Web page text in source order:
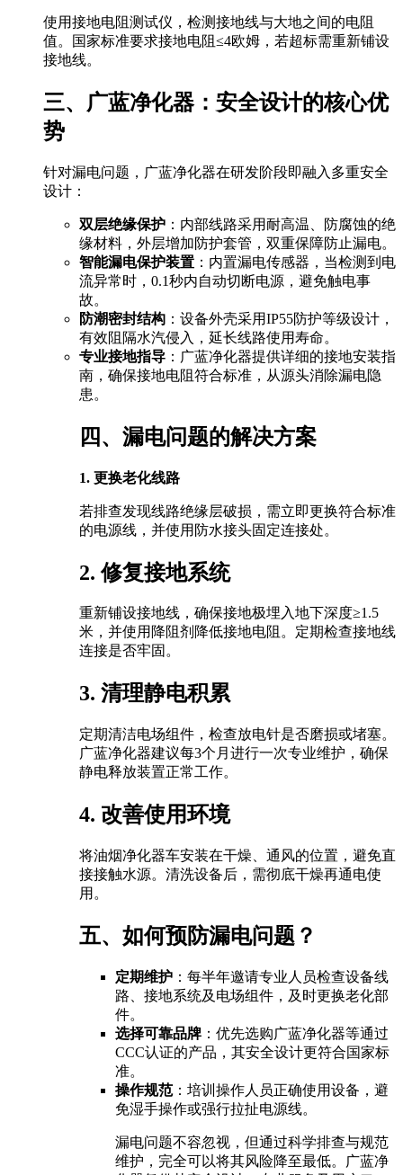
使用接地电阻测试仪，检测接地线与大地之间的电阻
值。国家标准要求接地电阻≤4欧姆，若超标需重新铺设
接地线。
三、广蓝净化器：安全设计的核心优
势
针对漏电问题，广蓝净化器在研发阶段即融入多重安全
设计：
双层绝缘保护 ：内部线路采用耐高温、防腐蚀的绝
缘材料，外层增加防护套管，双重保障防止漏电。
智能漏电保护装置 ：内置漏电传感器，当检测到电
流异常时，0.1秒内自动切断电源，避免触电事
故。
防潮密封结构 ：设备外壳采用IP55防护等级设计，
有效阻隔水汽侵入，延长线路使用寿命。
专业接地指导 ：广蓝净化器提供详细的接地安装指
南，确保接地电阻符合标准，从源头消除漏电隐
患。
四、漏电问题的解决方案
1. 更换老化线路
若排查发现线路绝缘层破损，需立即更换符合标准
的电源线，并使用防水接头固定连接处。
2. 修复接地系统
重新铺设接地线，确保接地极埋入地下深度≥1.5
米，并使用降阻剂降低接地电阻。定期检查接地线
连接是否牢固。
3. 清理静电积累
定期清洁电场组件，检查放电针是否磨损或堵塞。
广蓝净化器建议每3个月进行一次专业维护，确保
静电释放装置正常工作。
4. 改善使用环境
将油烟净化器车安装在干燥、通风的位置，避免直
接接触水源。清洗设备后，需彻底干燥再通电使
用。
五、如何预防漏电问题？
定期维护 ：每半年邀请专业人员检查设备线
路、接地系统及电场组件，及时更换老化部
件。
选择可靠品牌 ：优先选购广蓝净化器等通过
CCC认证的产品，其安全设计更符合国家标
准。
操作规范：培训操作人员正确使用设备，避
免湿手操作或强行拉扯电源线。
漏电问题不容忽视，但通过科学排查与规范
维护，完全可以将其风险降至最低。广蓝净